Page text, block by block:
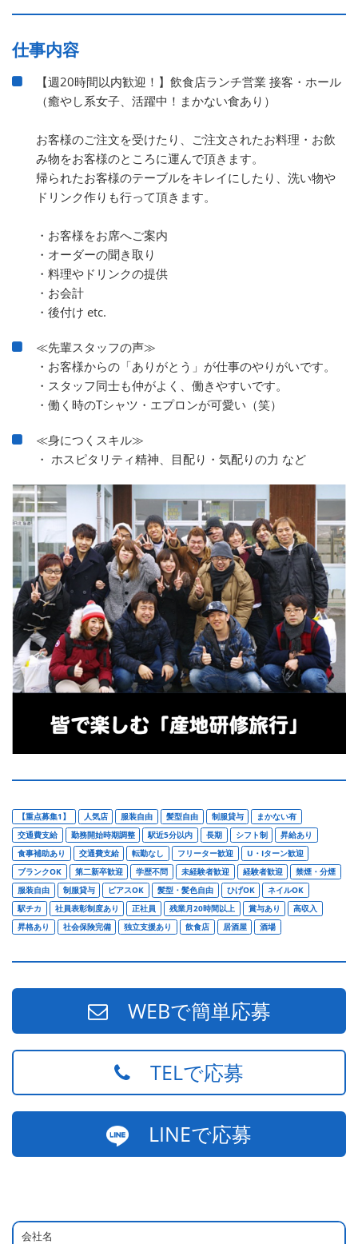
仕事内容
【週20時間以内歓迎！】飲食店ランチ営業 接客・ホール
（癒やし系女子、活躍中！まかない食あり）
お客様のご注文を受けたり、ご注文されたお料理・お飲
み物をお客様のところに運んで頂きます。
帰られたお客様のテーブルをキレイにしたり、洗い物や
ドリンク作りも行って頂きます。
・お客様をお席へご案内
・オーダーの聞き取り
・料理やドリンクの提供
・お会計
・後付け etc.
≪先輩スタッフの声≫
・お客様からの「ありがとう」が仕事のやりがいです。
・スタッフ同士も仲がよく、働きやすいです。
・働く時のTシャツ・エプロンが可愛い（笑）
≪身につくスキル≫
・ ホスピタリティ精神、目配り・気配りの力 など
【重点募集1】 人気店 服装自由 髪型自由 制服貸与
まかない有
交通費支給
勤務開始時期調整 駅近5分以内 長期 シフト制
昇給あり
食事補助あり
交通費支給 転勤なし フリーター歓迎
U・Iターン歓迎
ブランクOK
第二新卒歓迎 学歴不問 未経験者歓迎 経験者歓迎
禁煙・分煙
服装自由
制服貸与 ピアスOK 髪型・髪色自由 ひげOK
ネイルOK
駅チカ
社員表彰制度あり 正社員 残業月20時間以上 賞与あり
高収入
昇格あり
社会保険完備 独立支援あり 飲食店 居酒屋 酒場
WEBで簡単応募
TELで応募
LINEで応募
会社名